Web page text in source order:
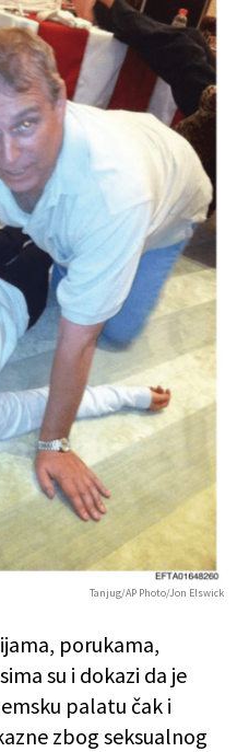
Tanjug/AP Photo/Jon Elswick
porukama,
su i dokazi da je
palatu čak i
zbog seksualnog